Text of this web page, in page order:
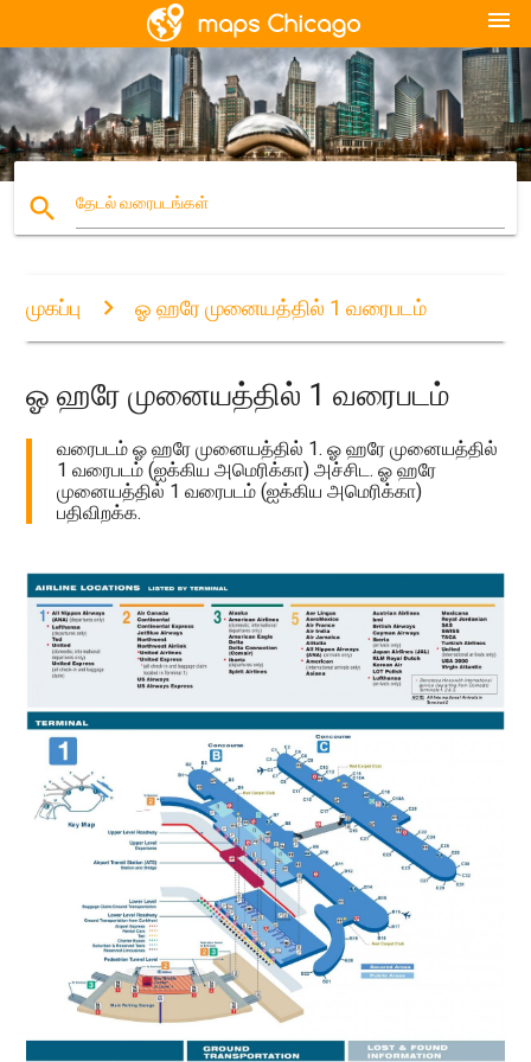
menu
search தேடல் வரைபடங்கள்
முகப்பு ஓ ஹரே முனையத்தில் 1 வரைபடம்
ஓ ஹரே முனையத்தில் 1 வரைபடம்
வரைபடம் ஓ ஹரே முனையத்தில் 1. ஓ ஹரே முனையத்தில்
1 வரைபடம் (ஐக்கிய அமெரிக்கா) அச்சிட. ஓ ஹரே
முனையத்தில் 1 வரைபடம் (ஐக்கிய அமெரிக்கா)
பதிவிறக்க.